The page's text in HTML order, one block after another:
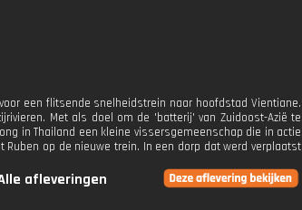
een flitsende snelheidstrein naar hoofdstad Vientiane.
Met als doel om de 'batterij' van Zuidoost-Azië te
in Thailand een kleine vissersgemeenschap die in actie
op de nieuwe trein. In een dorp dat werd verplaatst
afleveringen